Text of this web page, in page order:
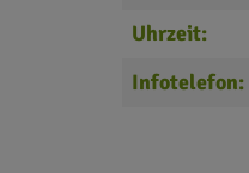
Uhrzeit:
Infotelefon: